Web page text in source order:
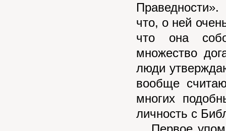
что, о ней
что она
множество
люди
вообще
многих
личность с